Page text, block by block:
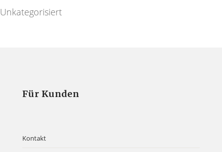
Unkategorisiert
Für Kunden
Kontakt